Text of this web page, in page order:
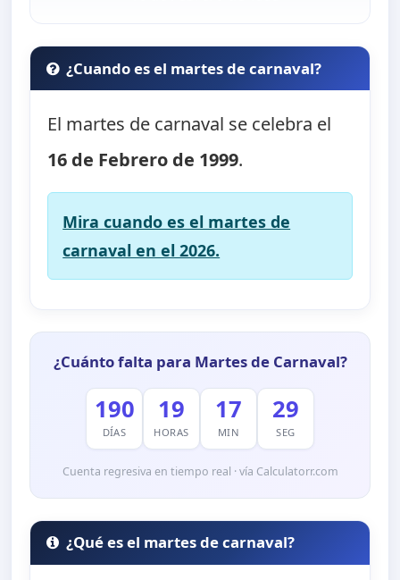
¿Cuando es el martes de carnaval?
El martes de carnaval se celebra el
16 de Febrero de 1999.
Mira cuando es el martes de
carnaval en el 2026.
¿Cuánto falta para Martes de Carnaval?
190
DÍAS
19
HORAS
17
MIN
28
SEG
Cuenta regresiva en tiempo real · vía Calculatorr.com
¿Qué es el martes de carnaval?